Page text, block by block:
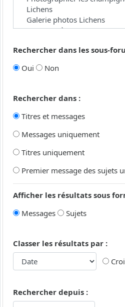
Rechercher dans les sous-
Oui
Non
Rechercher dans :
Titres et messages
Messages uniquement
Titres uniquement
Premier message des sujets
Afficher les résultats sous
Messages
Sujets
Classer les résultats par :
Rechercher depuis :